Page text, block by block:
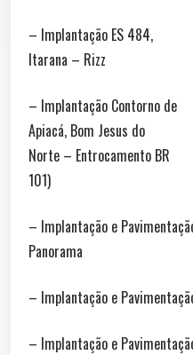
– Implantação ES 484,
Itarana – Rizz
– Implantação Contorno de
Apiacá, Bom Jesus do
Norte – Entrocamento BR
101)
– Implantação e
Panorama
– Implantação e
– Implantação e